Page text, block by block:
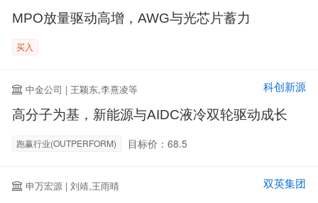
MPO放量驱动高增，AWG与光芯片蓄力
买入
中金公司 | 王颖东,李熹凌等 科创新源
高分子为基，新能源与AIDC液冷双轮驱动成长
跑赢行业(OUTPERFORM) 目标价：68.5
申万宏源 | 刘靖,王雨晴 双英集团